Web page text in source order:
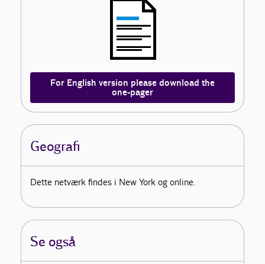
For English version please download the
one-pager
Geografi
Dette netværk findes i New York og online.
Se også